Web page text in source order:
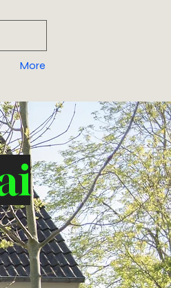
More